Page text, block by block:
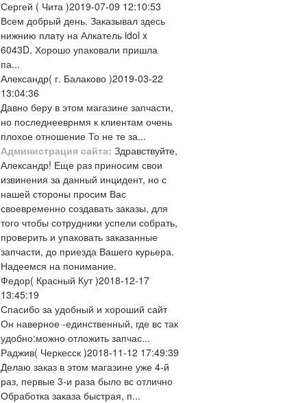
Сергей ( Чита )2019-07-09 12:10:53
Всем добрый день. Заказывал здесь
нижнию плату на Алкатель idol x
6043D. Хорошо упаковали пришла
па...
Александр( г. Балаково )2019-03-22
13:04:36
Давно беру в этом магазине запчасти,
но последнееврнмя к клиентам очень
плохое отношение То не те за...
Администрация сайта: Здравствуйте,
Александр! Еще раз приносим свои
извинения за данный инцидент, но с
нашей стороны просим Вас
своевременно создавать заказы, для
того чтобы сотрудники успели собрать,
проверить и упаковать заказанные
запчасти, до приезда Вашего курьера.
Надеемся на понимание.
Федор( Красный Кут )2018-12-17
13:45:19
Спасибо за удобный и хороший сайт
Он наверное -единственный, где вс так
удобно:можно отложить запчас...
Раджив( Черкесск )2018-11-12 17:49:39
Делаю заказ в этом магазине уже 4-й
раз, первые 3-и раза было вс отлично
Обработка заказа быстрая, п...